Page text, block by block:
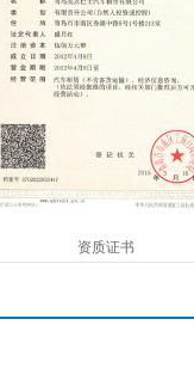
资质证书